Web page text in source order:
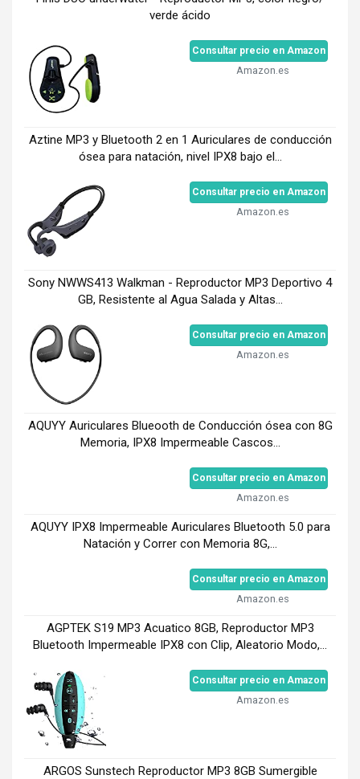
verde ácido
Consultar precio en Amazon
Amazon.es
Aztine MP3 y Bluetooth 2 en 1 Auriculares de conducción
ósea para natación, nivel IPX8 bajo el...
Consultar precio en Amazon
Amazon.es
Sony NWWS413 Walkman - Reproductor MP3 Deportivo 4
GB, Resistente al Agua Salada y Altas...
Consultar precio en Amazon
Amazon.es
AQUYY Auriculares Blueooth de Conducción ósea con 8G
Memoria, IPX8 Impermeable Cascos...
Consultar precio en Amazon
Amazon.es
AQUYY IPX8 Impermeable Auriculares Bluetooth 5.0 para
Natación y Correr con Memoria 8G,...
Consultar precio en Amazon
Amazon.es
AGPTEK S19 MP3 Acuatico 8GB, Reproductor MP3
Bluetooth Impermeable IPX8 con Clip, Aleatorio Modo,...
Consultar precio en Amazon
Amazon.es
ARGOS Sunstech Reproductor MP3 8GB Sumergible